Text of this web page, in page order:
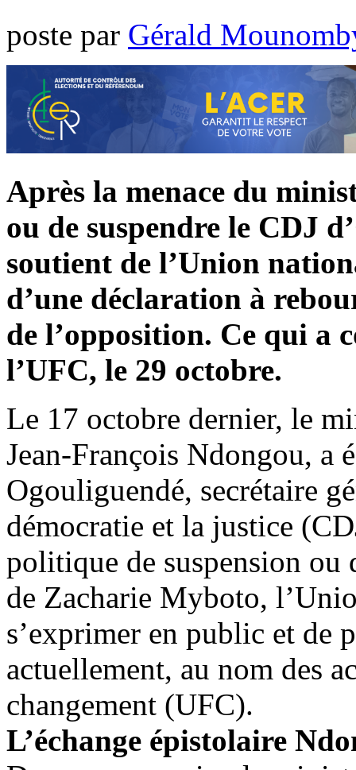
poste par Gérald
Après la menace du
ou de suspendre le CDJ
soutient de l’Union
d’une déclaration à
de l’opposition. Ce qui a
l’UFC, le 29 octobre.
Le 17 octobre dernier, le
Jean-François Ndongou, a
Ogouliguendé, secrétaire
démocratie et la justice
politique de suspension
de Zacharie Myboto,
s’exprimer en public et de
actuellement, au nom des
changement (UFC).
L’échange épistolaire